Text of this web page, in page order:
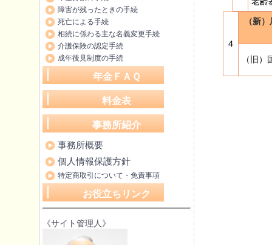
４
（新
（旧）
障害が残ったときの手続
死亡による手続
相続に係わる主な名義変更手続
介護保険の認定手続
成年後見制度の手続
年金ＦＡＱ
料金表
事務所紹介
事務所概要
個人情報保護方針
特定商取引について・免責事項
お役立ちリンク
《サイト管理人》